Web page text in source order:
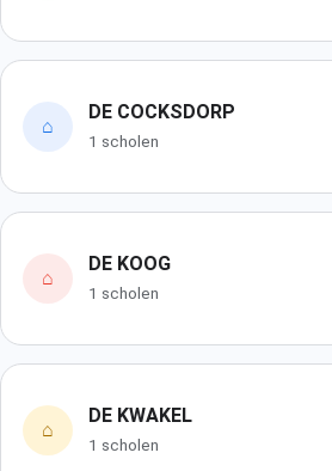
⌂
DE COCKSDORP
1 scholen
⌂
DE KOOG
1 scholen
⌂
DE KWAKEL
1 scholen